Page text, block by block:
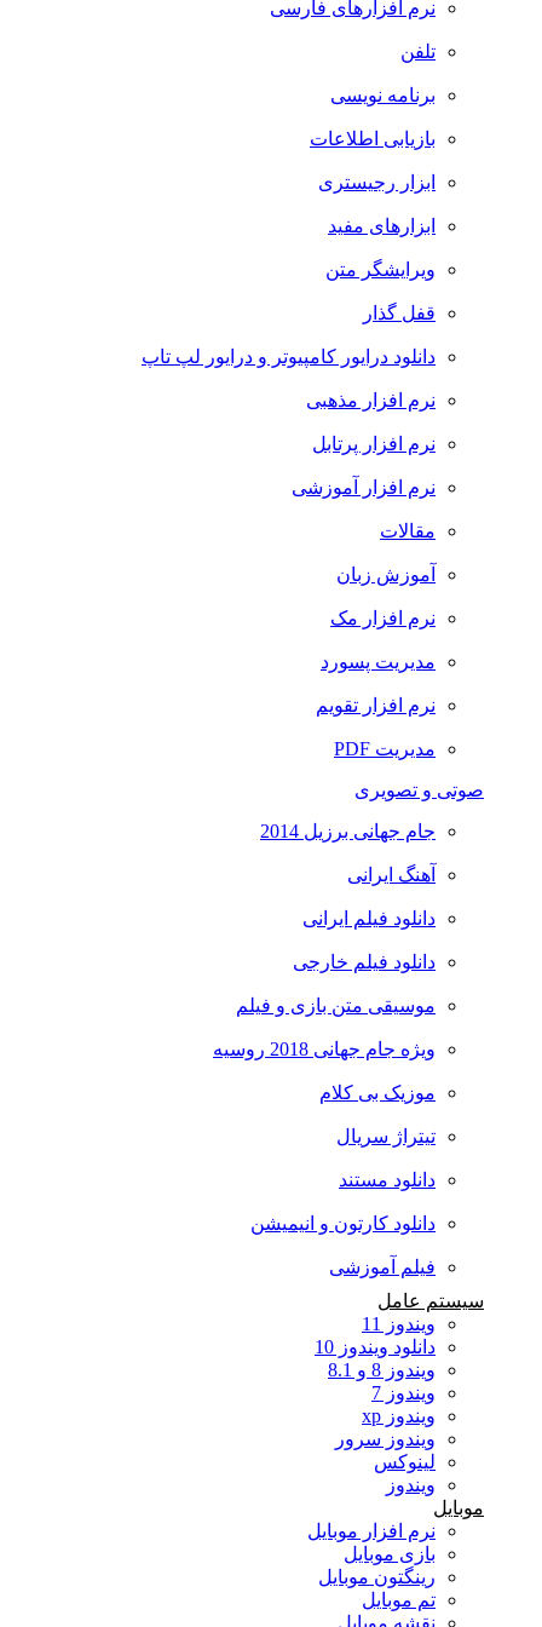
نرم افزارهای فارسی
تلفن
برنامه نویسی
بازیابی اطلاعات
ابزار رجیستری
ابزارهای مفید
ویرایشگر متن
قفل گذار
دانلود درایور کامپیوتر و درایور لپ تاپ
نرم افزار مذهبی
نرم افزار پرتابل
نرم افزار آموزشی
مقالات
آموزش زبان
نرم افزار مک
مدیریت پسورد
نرم افزار تقویم
مدیریت PDF
صوتی و تصویری
جام جهانی برزیل 2014
آهنگ ایرانی
دانلود فیلم ایرانی
دانلود فیلم خارجی
موسیقی متن بازی و فیلم
ویژه جام جهانی 2018 روسیه
موزیک بی کلام
تیتراژ سریال
دانلود مستند
دانلود کارتون و انیمیشن
فیلم آموزشی
سیستم عامل
ویندوز 11
دانلود ویندوز 10
ویندوز 8 و 8.1
ویندوز 7
ویندوز xp
ویندوز سرور
لینوکس
ویندوز
موبایل
نرم افزار موبایل
بازی موبایل
رینگتون موبایل
تم موبایل
نقشه موبایل